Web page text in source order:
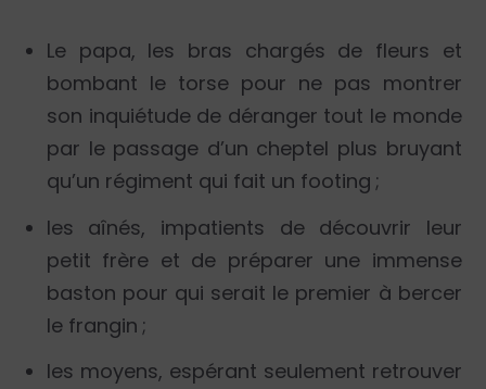
Le papa, les bras chargés de fleurs et
bombant le torse pour ne pas montrer
son inquiétude de déranger tout le monde
par le passage d’un cheptel plus bruyant
qu’un régiment qui fait un footing ;
les aînés, impatients de découvrir leur
petit frère et de préparer une immense
baston pour qui serait le premier à bercer
le frangin ;
les moyens, espérant seulement retrouver